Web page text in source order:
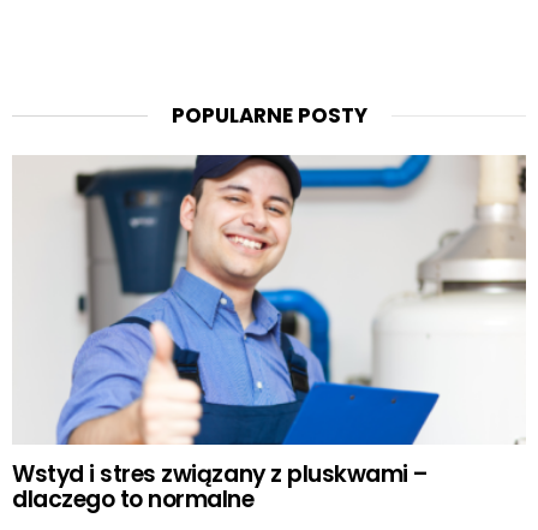
POPULARNE POSTY
Wstyd i stres związany z pluskwami –
dlaczego to normalne